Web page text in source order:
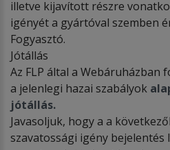
illetve kijavított részre
igényét a gyártóval szemben
Fogyasztó.
Jótállás
Az FLP által a
a jelenlegi hazai szabályok
jótállás.
Javasoljuk, hogy a a
szavatossági igény bejelentés